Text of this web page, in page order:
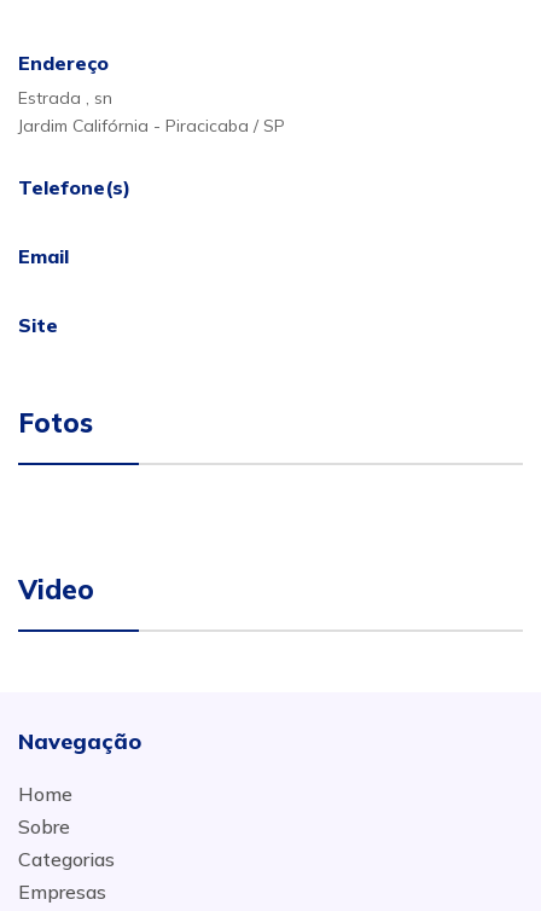
Endereço
Estrada , sn
Jardim Califórnia - Piracicaba / SP
Telefone(s)
Email
Site
Fotos
Video
Navegação
Home
Sobre
Categorias
Empresas